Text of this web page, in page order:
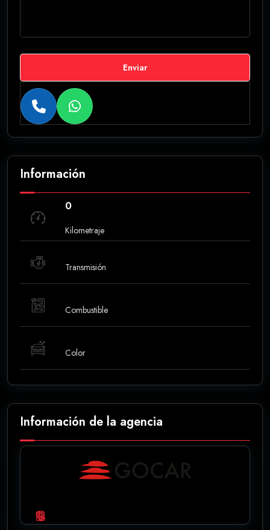
Enviar
Información
0
Kilometraje
Transmisión
Combustible
Color
Información de la agencia